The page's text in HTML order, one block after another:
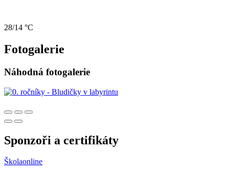
28/14 °C
Fotogalerie
Náhodná fotogalerie
Sponzoři a certifikáty
Školaonline